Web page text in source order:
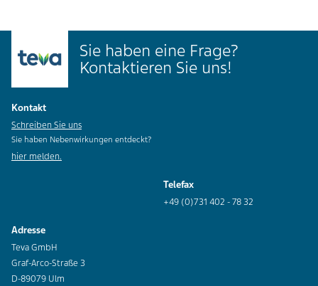
Sie haben eine Frage?
Kontaktieren Sie uns!
Kontakt
Schreiben Sie uns
Sie haben Nebenwirkungen entdeckt?
hier melden.
Telefax
+49 (0)731 402 - 78 32
Adresse
Teva GmbH
Graf-Arco-Straße 3
D-89079 Ulm